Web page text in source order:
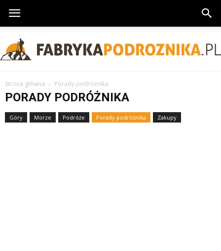
Strona główna Porady podróżnika
PORADY PODRÓŻNIKA
Góry Morze Podróże Porady podróżnika
Zakupy